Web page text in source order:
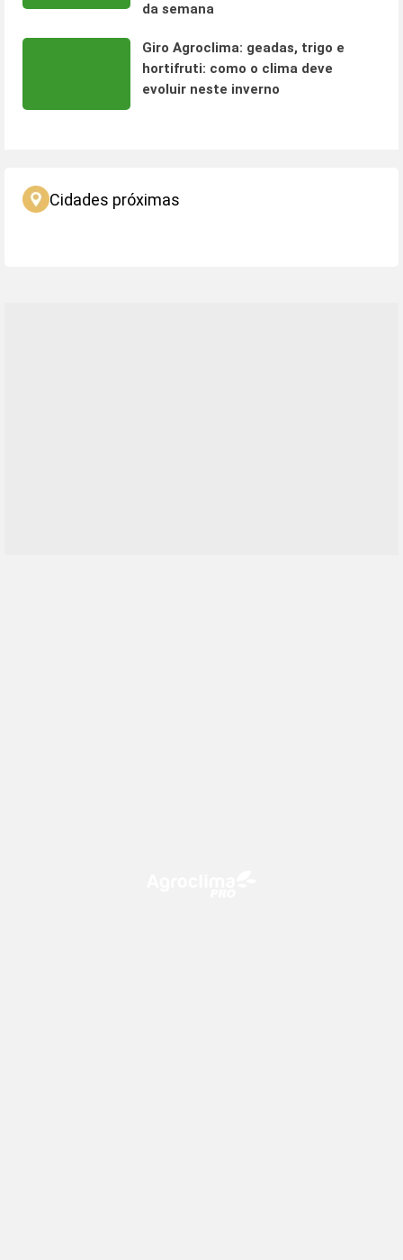
da semana
Giro Agroclima: geadas, trigo e
hortifruti: como o clima deve
evoluir neste inverno
Cidades próximas